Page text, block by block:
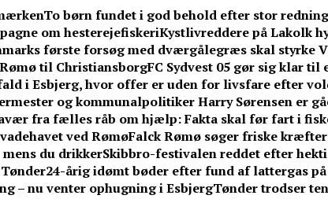
To børn fundet i god behold efter stor
om hesterejefiskeriKystlivreddere på Lakolk
første forsøg med dværgålegræs skal styrke
til ChristiansborgFC Sydvest 05 gør sig klar
i Esbjerg, hvor offer er uden for livsfare efter
og kommunalpolitiker Harry Sørensen er
fra fælles råb om hjælp: Fakta skal før fart i
ved RømøFalck Rømø søger friske kræfter
du drikkerSkibbro-festivalen reddet efter
24-årig idømt bøder efter fund af lattergas
– nu venter ophugning i EsbjergTønder trodser